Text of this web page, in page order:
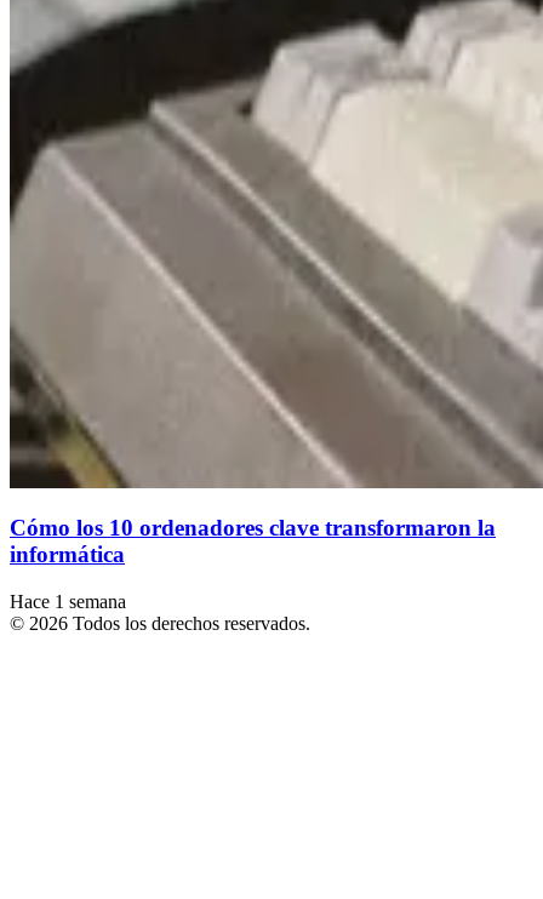
Cómo los 10 ordenadores clave transformaron la
informática
Hace 1 semana
© 2026 Todos los derechos reservados.